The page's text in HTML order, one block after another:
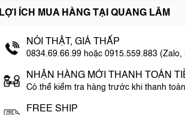
LỢI ÍCH MUA HÀNG TẠI QUANG LÂM
NÓI THẬT, GIÁ THẤP
0834.69.66.99 hoặc 0915.559.883 (Zalo,
NHẬN HÀNG MỚI THANH TOÁN
Có thể kiểm tra hàng trước khi thanh toán
FREE SHIP